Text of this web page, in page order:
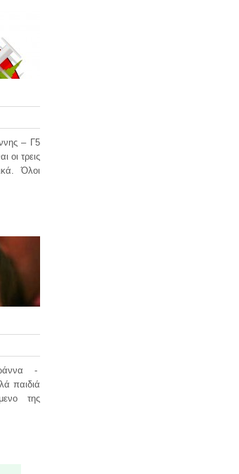
– Γ5
οι τρεις
Όλοι
-
παιδιά
της